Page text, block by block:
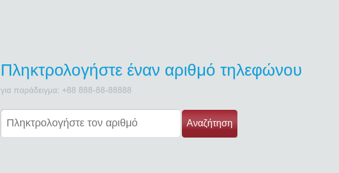
Πληκτρολογήστε έναν αριθμό τηλεφώνου
για παράδειγμα: +88 888-88-88888
Αναζήτηση